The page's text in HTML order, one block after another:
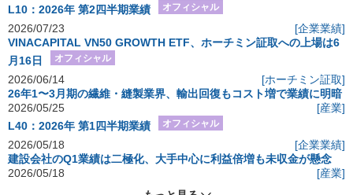
L10：2026年 第2四半期業績 オフィシャル
2026/07/23
[企業業績]
VINACAPITAL VN50 GROWTH ETF、ホーチミン証取への上場は6
月16日
オフィシャル
2026/06/14
[ホーチミン証取]
26年1〜3月期の繊維・縫製業界、輸出回復もコスト増で業績に明暗
2026/05/25
[産業]
L40：2026年 第1四半期業績
オフィシャル
2026/05/18
[企業業績]
建設会社のQ1業績は二極化、大手中心に利益倍増も未収金が懸念
2026/05/18
[産業]